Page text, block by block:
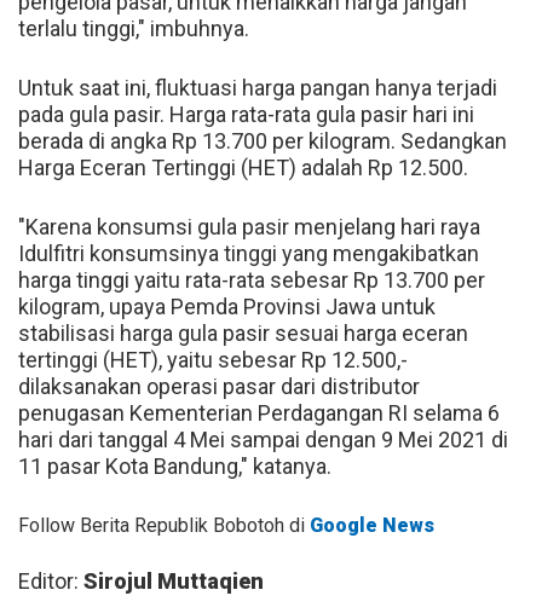
terlalu tinggi," imbuhnya.
Untuk saat ini, fluktuasi harga pangan hanya terjadi
pada gula pasir. Harga rata-rata gula pasir hari ini
berada di angka Rp 13.700 per kilogram. Sedangkan
Harga Eceran Tertinggi (HET) adalah Rp 12.500.
"Karena konsumsi gula pasir menjelang hari raya
Idulfitri konsumsinya tinggi yang mengakibatkan
harga tinggi yaitu rata-rata sebesar Rp 13.700 per
kilogram, upaya Pemda Provinsi Jawa untuk
stabilisasi harga gula pasir sesuai harga eceran
tertinggi (HET), yaitu sebesar Rp 12.500,-
dilaksanakan operasi pasar dari distributor
penugasan Kementerian Perdagangan RI selama 6
hari dari tanggal 4 Mei sampai dengan 9 Mei 2021 di
11 pasar Kota Bandung," katanya.
Follow Berita Republik Bobotoh di Google News
Editor: Sirojul Muttaqien